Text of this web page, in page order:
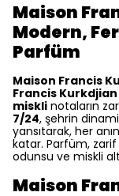
Maison
Modern,
Parfüm
Maison Francis
Francis Kurkdjian
miskli notaların
7/24, şehrin
yansıtarak, her
katar. Parfüm, zarif
odunsu ve miskli
Maison